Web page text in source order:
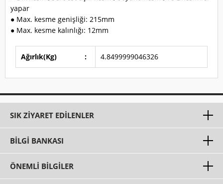
yapar
● Max. kesme genişliği: 215mm
● Max. kesme kalınlığı: 12mm
Ağırlık(Kg) : 4.8499999046326
SIK ZIYARET EDILENLER
BILGI BANKASI
ÖNEMLI BILGILER